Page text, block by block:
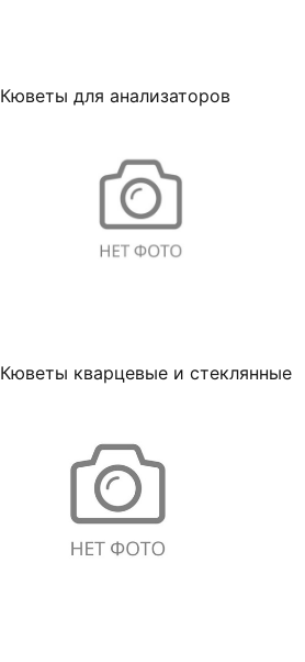
Кюветы для анализаторов
Кюветы кварцевые и стеклянные